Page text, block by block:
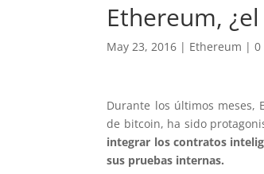
Ethereum,
May 23, 2016 | Ethereum |0
Durante los últimos meses,
de bitcoin, ha sido
integrar los contratos
sus pruebas internas.